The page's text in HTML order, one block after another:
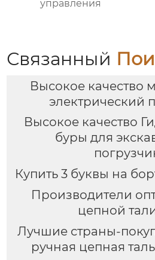
управления
Связанный
Высокое качество
электрический
Высокое качество
буры для
Купить 3 буквы на
Производители
цепной
Лучшие страны-
ручная цепная